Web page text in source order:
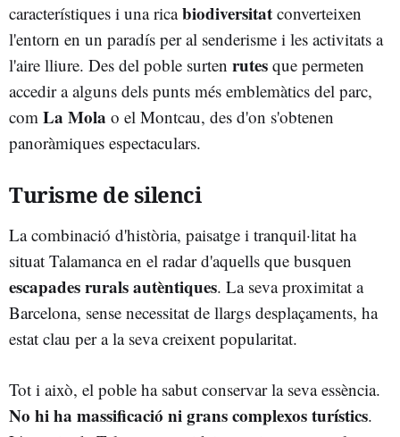
característiques i una ricabiodiversitat converteixen
l'entorn en un paradís per al senderisme i les activitats a
l'aire lliure. Des del poble surten rutes que permeten
accedir a alguns dels punts més emblemàtics del parc,
com La Mola o el Montcau, des d'on s'obtenen
panoràmiques espectaculars.
Turisme de silenci
La combinació d'història, paisatge i tranquil·litat ha
situat Talamanca en el radar d'aquells que busquen
escapades rurals autèntiques. La seva proximitat a
Barcelona, sense necessitat de llargs desplaçaments, ha
estat clau per a la seva creixent popularitat.
Tot i això, el poble ha sabut conservar la seva essència.
No hi ha massificació ni grans complexos turístics.